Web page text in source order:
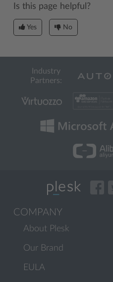
Is this page helpful?
Yes No
Industry
Partners:
COMPANY
About Plesk
Our Brand
EULA